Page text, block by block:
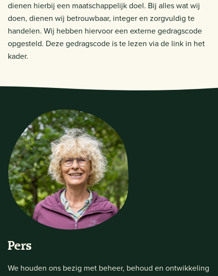
dienen hierbij een maatschappelijk doel. Bij alles wat wij
doen, dienen wij betrouwbaar, integer en zorgvuldig te
handelen. Wij hebben hiervoor een externe gedragscode
opgesteld. Deze gedragscode is te lezen via de link in het
kader.
Pers
We houden ons bezig met beheer, behoud en ontwikkeling